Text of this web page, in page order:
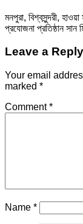
মনপুরা, বিশ্বসুন্দরী,
প্রযোজনা প্রতিষ্ঠান
Leave a Reply
Your email
marked *
Comment*
Name *